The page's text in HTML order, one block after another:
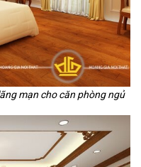
mạn cho căn phòng ngủ